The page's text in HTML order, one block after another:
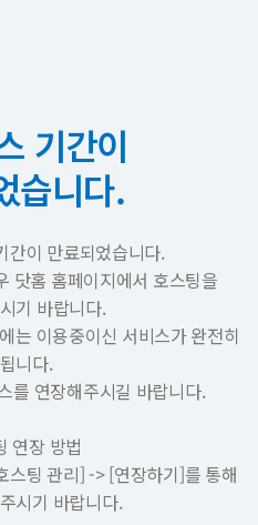
기간이
습니다.
간이 만료되었습니다.
닷홈 홈페이지에서 호스팅을
기 바랍니다.
는 이용중이신 서비스가 완전히
니다.
를 연장해주시길 바랍니다.
연장 방법
스팅 관리] -> [연장하기]를 통해
시기 바랍니다.